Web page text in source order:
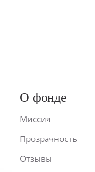
О фонде
Миссия
Прозрачность
Отзывы